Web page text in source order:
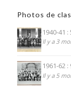
Photos de
1940-41 :
Il y a 3
1961-62
Il y a 5